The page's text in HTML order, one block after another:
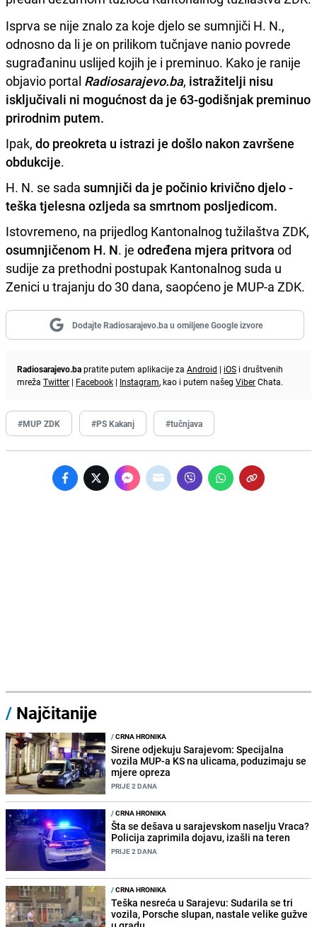
Isprva se nije znalo za koje djelo se sumnjiči H. N.,
odnosno da li je on prilikom tučnjave nanio povrede
sugrađaninu uslijed kojih je i preminuo. Kako je ranije
objavio portal Radiosarajevo.ba, istražitelji nisu
isključivali ni mogućnost da je 63-godišnjak preminuo
prirodnim putem.
Ipak, do preokreta u istrazi je došlo nakon završene
obdukcije.
H. N. se sada sumnjiči da je počinio krivično djelo -
teška tjelesna ozljeda sa smrtnom posljedicom.
Istovremeno, na prijedlog Kantonalnog tužilaštva ZDK,
osumnjičenom H. N. je određena mjera pritvora od
sudije za prethodni postupak Kantonalnog suda u
Zenici u trajanju do 30 dana, saopćeno je MUP-a ZDK.
Dodajte Radiosarajevo.ba u omiljene Google izvore
Radiosarajevo.bapratite putem aplikacije za Android | iOS i društvenih
mreža Twitter | Facebook | Instagram, kao i putem našeg ViberChata.
#MUP ZDK #PS Kakanj #tučnjava
/ Najčitanije
/CRNA HRONIKA
Sirene odjekuju Sarajevom: Specijalna
vozila MUP-a KS na ulicama, poduzimaju se
mjere opreza
PRIJE 2 DANA
/CRNA HRONIKA
Šta se dešava u sarajevskom naselju Vraca?
Policija zaprimila dojavu, izašli na teren
PRIJE 2 DANA
/CRNA HRONIKA
Teška nesreća u Sarajevu: Sudarila se tri
vozila, Porsche slupan, nastale velike gužve